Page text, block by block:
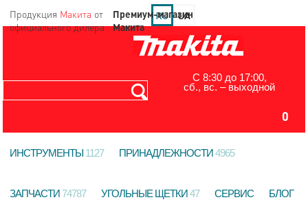
Продукция Макита от
официального дилера
RU UA
С 8:30 до 17:00,
сб., вс. – выходной
0
ИНСТРУМЕНТЫ 1127 ПРИНАДЛЕЖНОСТИ4965
ЗАПЧАСТИ74787 УГОЛЬНЫЕ ЩЕТКИ47 СЕРВИС БЛОГ